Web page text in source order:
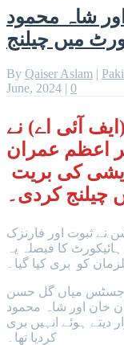
شاہ محمود
میں چیلنج
By Qaiser Aslam |
June, 2024 | 0
آئی اے) نے
اعظم عمران
کی بریت
چیلنج کردی۔
نے ثبوت اور فارنزک
کا فیصلہ یہ
جسٹس میاں گل حسن
نے عمران خان اور شاہ محمود
ہوئے انہیں بری
کردیا تھا۔